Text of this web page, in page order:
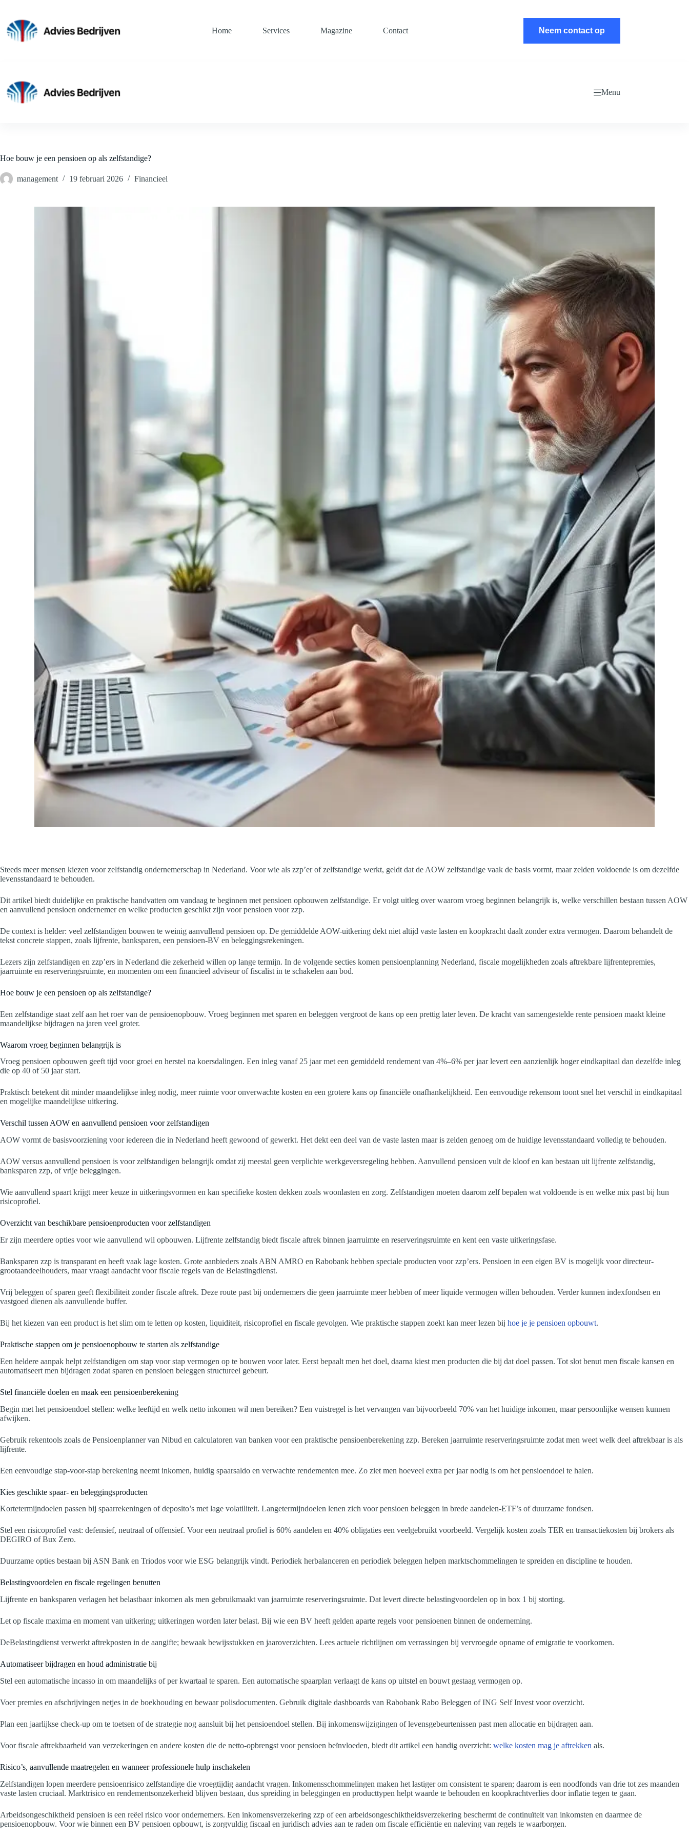
inhoud
Home Services Magazine Contact Neem contact op
Menu
Hoe bouw je een pensioen op als zelfstandige?
management 19 februari 2026 Financieel
Steeds meer mensen kiezen voor zelfstandig ondernemerschap in Nederland. Voor wie als zzp’er of zelfstandige werkt, geldt dat de AOW zelfstandige vaak de basis vormt, maar zelden voldoende is om dezelfde
levensstandaard te behouden.
Dit artikel biedt duidelijke en praktische handvatten om vandaag te beginnen met pensioen opbouwen zelfstandige. Er volgt uitleg over waarom vroeg beginnen belangrijk is, welke verschillen bestaan tussen AOW
en aanvullend pensioen ondernemer en welke producten geschikt zijn voor pensioen voor zzp.
De context is helder: veel zelfstandigen bouwen te weinig aanvullend pensioen op. De gemiddelde AOW-uitkering dekt niet altijd vaste lasten en koopkracht daalt zonder extra vermogen. Daarom behandelt de
tekst concrete stappen, zoals lijfrente, banksparen, een pensioen-BV en beleggingsrekeningen.
Lezers zijn zelfstandigen en zzp’ers in Nederland die zekerheid willen op lange termijn. In de volgende secties komen pensioenplanning Nederland, fiscale mogelijkheden zoals aftrekbare lijfrentepremies,
jaarruimte en reserveringsruimte, en momenten om een financieel adviseur of fiscalist in te schakelen aan bod.
Hoe bouw je een pensioen op als zelfstandige?
Een zelfstandige staat zelf aan het roer van de pensioenopbouw. Vroeg beginnen met sparen en beleggen vergroot de kans op een prettig later leven. De kracht van samengestelde rente pensioen maakt kleine
maandelijkse bijdragen na jaren veel groter.
Waarom vroeg beginnen belangrijk is
Vroeg pensioen opbouwen geeft tijd voor groei en herstel na koersdalingen. Een inleg vanaf 25 jaar met een gemiddeld rendement van 4%–6% per jaar levert een aanzienlijk hoger eindkapitaal dan dezelfde inleg
die op 40 of 50 jaar start.
Praktisch betekent dit minder maandelijkse inleg nodig, meer ruimte voor onverwachte kosten en een grotere kans op financiële onafhankelijkheid. Een eenvoudige rekensom toont snel het verschil in eindkapitaal
en mogelijke maandelijkse uitkering.
Verschil tussen AOW en aanvullend pensioen voor zelfstandigen
AOW vormt de basisvoorziening voor iedereen die in Nederland heeft gewoond of gewerkt. Het dekt een deel van de vaste lasten maar is zelden genoeg om de huidige levensstandaard volledig te behouden.
AOW versus aanvullend pensioen is voor zelfstandigen belangrijk omdat zij meestal geen verplichte werkgeversregeling hebben. Aanvullend pensioen vult de kloof en kan bestaan uit lijfrente zelfstandig,
banksparen zzp, of vrije beleggingen.
Wie aanvullend spaart krijgt meer keuze in uitkeringsvormen en kan specifieke kosten dekken zoals woonlasten en zorg. Zelfstandigen moeten daarom zelf bepalen wat voldoende is en welke mix past bij hun
risicoprofiel.
Overzicht van beschikbare pensioenproducten voor zelfstandigen
Er zijn meerdere opties voor wie aanvullend wil opbouwen. Lijfrente zelfstandig biedt fiscale aftrek binnen jaarruimte en reserveringsruimte en kent een vaste uitkeringsfase.
Banksparen zzp is transparant en heeft vaak lage kosten. Grote aanbieders zoals ABN AMRO en Rabobank hebben speciale producten voor zzp’ers. Pensioen in een eigen BV is mogelijk voor directeur-
grootaandeelhouders, maar vraagt aandacht voor fiscale regels van de Belastingdienst.
Vrij beleggen of sparen geeft flexibiliteit zonder fiscale aftrek. Deze route past bij ondernemers die geen jaarruimte meer hebben of meer liquide vermogen willen behouden. Verder kunnen indexfondsen en
vastgoed dienen als aanvullende buffer.
Bij het kiezen van een product is het slim om te letten op kosten, liquiditeit, risicoprofiel en fiscale gevolgen. Wie praktische stappen zoekt kan meer lezen bij hoe je je pensioen opbouwt.
Praktische stappen om je pensioenopbouw te starten als zelfstandige
Een heldere aanpak helpt zelfstandigen om stap voor stap vermogen op te bouwen voor later. Eerst bepaalt men het doel, daarna kiest men producten die bij dat doel passen. Tot slot benut men fiscale kansen en
automatiseert men bijdragen zodat sparen en pensioen beleggen structureel gebeurt.
Stel financiële doelen en maak een pensioenberekening
Begin met het pensioendoel stellen: welke leeftijd en welk netto inkomen wil men bereiken? Een vuistregel is het vervangen van bijvoorbeeld 70% van het huidige inkomen, maar persoonlijke wensen kunnen
afwijken.
Gebruik rekentools zoals de Pensioenplanner van Nibud en calculatoren van banken voor een praktische pensioenberekening zzp. Bereken jaarruimte reserveringsruimte zodat men weet welk deel aftrekbaar is als
lijfrente.
Een eenvoudige stap-voor-stap berekening neemt inkomen, huidig spaarsaldo en verwachte rendementen mee. Zo ziet men hoeveel extra per jaar nodig is om het pensioendoel te halen.
Kies geschikte spaar- en beleggingsproducten
Kortetermijndoelen passen bij spaarrekeningen of deposito’s met lage volatiliteit. Langetermijndoelen lenen zich voor pensioen beleggen in brede aandelen-ETF’s of duurzame fondsen.
Stel een risicoprofiel vast: defensief, neutraal of offensief. Voor een neutraal profiel is 60% aandelen en 40% obligaties een veelgebruikt voorbeeld. Vergelijk kosten zoals TER en transactiekosten bij brokers als
DEGIRO of Bux Zero.
Duurzame opties bestaan bij ASN Bank en Triodos voor wie ESG belangrijk vindt. Periodiek herbalanceren en periodiek beleggen helpen marktschommelingen te spreiden en discipline te houden.
Belastingvoordelen en fiscale regelingen benutten
Lijfrente en banksparen verlagen het belastbaar inkomen als men gebruikmaakt van jaarruimte reserveringsruimte. Dat levert directe belastingvoordelen op in box 1 bij storting.
Let op fiscale maxima en moment van uitkering; uitkeringen worden later belast. Bij wie een BV heeft gelden aparte regels voor pensioenen binnen de onderneming.
DeBelastingdienst verwerkt aftrekposten in de aangifte; bewaak bewijsstukken en jaaroverzichten. Lees actuele richtlijnen om verrassingen bij vervroegde opname of emigratie te voorkomen.
Automatiseer bijdragen en houd administratie bij
Stel een automatische incasso in om maandelijks of per kwartaal te sparen. Een automatische spaarplan verlaagt de kans op uitstel en bouwt gestaag vermogen op.
Voer premies en afschrijvingen netjes in de boekhouding en bewaar polisdocumenten. Gebruik digitale dashboards van Rabobank Rabo Beleggen of ING Self Invest voor overzicht.
Plan een jaarlijkse check-up om te toetsen of de strategie nog aansluit bij het pensioendoel stellen. Bij inkomenswijzigingen of levensgebeurtenissen past men allocatie en bijdragen aan.
Voor fiscale aftrekbaarheid van verzekeringen en andere kosten die de netto-opbrengst voor pensioen beïnvloeden, biedt dit artikel een handig overzicht: welke kosten mag je aftrekken als.
Risico’s, aanvullende maatregelen en wanneer professionele hulp inschakelen
Zelfstandigen lopen meerdere pensioenrisico zelfstandige die vroegtijdig aandacht vragen. Inkomensschommelingen maken het lastiger om consistent te sparen; daarom is een noodfonds van drie tot zes maanden
vaste lasten cruciaal. Marktrisico en rendementsonzekerheid blijven bestaan, dus spreiding in beleggingen en producttypen helpt waarde te behouden en koopkrachtverlies door inflatie tegen te gaan.
Arbeidsongeschiktheid pensioen is een reëel risico voor ondernemers. Een inkomensverzekering zzp of een arbeidsongeschiktheidsverzekering beschermt de continuïteit van inkomsten en daarmee de
pensioenopbouw. Voor wie binnen een BV pensioen opbouwt, is zorgvuldig fiscaal en juridisch advies aan te raden om fiscale efficiëntie en naleving van regels te waarborgen.